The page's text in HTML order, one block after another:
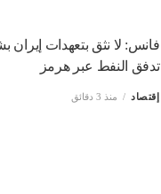
فانس: لا نثق بتعهدات إيران
تدفق النفط عبر هرمز
إقتصاد منذ 3 دقائق